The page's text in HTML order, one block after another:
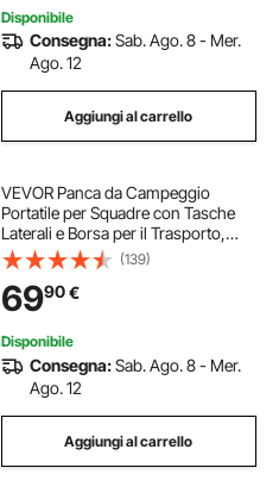
Disponibile
Consegna:Sab. Ago. 8 - Mer.
Ago. 12
Aggiungi al carrello
VEVOR Panca da Campeggio
Portatile per Squadre con Tasche
Laterali e Borsa per il Trasporto,
Panca Pieghevole con Schienale,
Panca Laterale con Sedile Laterale
per Attività all'Aperto di Calcio, Blu
(139)
6990€
Disponibile
Consegna:Sab. Ago. 8 - Mer.
Ago. 12
Aggiungi al carrello